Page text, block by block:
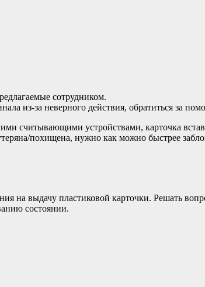
сотрудником.
из-за неверного действия, обратиться за
считывающими устройствами, карточка
похищена, нужно как можно быстрее
на выдачу пластиковой карточки. Решать
состоянии.